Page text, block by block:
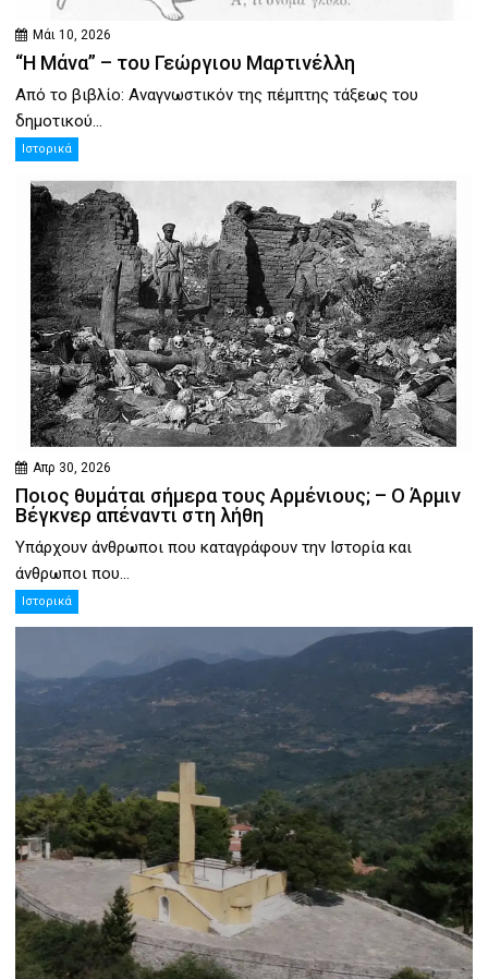
Μάι 10, 2026
“Η Μάνα” – του Γεώργιου Μαρτινέλλη
Από το βιβλίο: Αναγνωστικόν της πέμπτης τάξεως του
δημοτικού...
Ιστορικά
Απρ 30, 2026
Ποιος θυμάται σήμερα τους Αρμένιους; – Ο Άρμιν
Βέγκνερ απέναντι στη λήθη
Υπάρχουν άνθρωποι που καταγράφουν την Ιστορία και
άνθρωποι που...
Ιστορικά